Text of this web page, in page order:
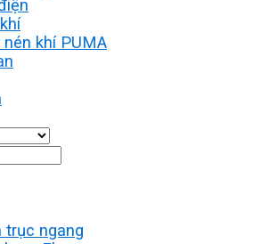
nén khí PUMA
trục ngang